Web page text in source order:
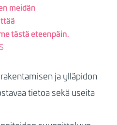
meidän
tästä eteenpäin.
ja ylläpidon
tietoa sekä useita